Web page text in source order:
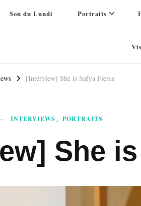
Son du Lundi Portraits
[Interview] She is Safya Fierce
INTERVIEWS PORTRAITS
She